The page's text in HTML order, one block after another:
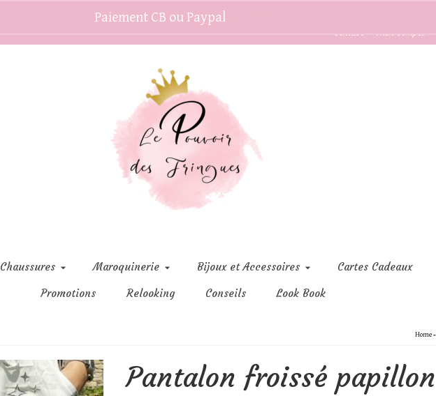
Paiement CB ou Paypal
Contact Mon compte
Chaussures Maroquinerie Bijoux et Accessoires Cartes Cadeaux
Promotions
Relooking Conseils Look Book
Home »
Pantalon froissé papillon